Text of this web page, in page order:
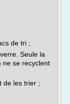
de tri ;
Seule la
ne se recyclent
de les trier ;